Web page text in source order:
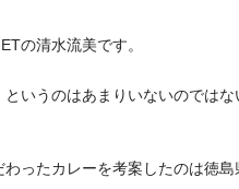
の清水流美です。
というのはあまりいないのでは
ったカレーを考案したのは徳島